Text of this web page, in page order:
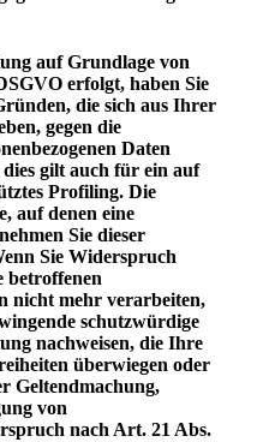
auf Grundlage von
erfolgt, haben Sie
die sich aus Ihrer
gegen die
Daten
gilt auch für ein auf
Profiling. Die
auf denen eine
Sie dieser
Sie Widerspruch
betroffenen
nicht mehr verarbeiten,
schutzwürdige
nachweisen, die Ihre
überwiegen oder
Geltendmachung,
von
nach Art. 21 Abs.